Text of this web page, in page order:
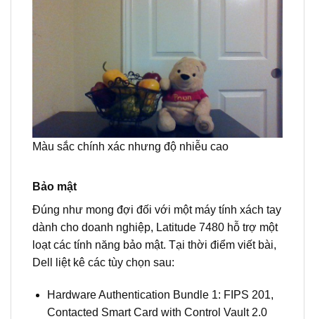
Màu sắc chính xác nhưng độ nhiễu cao
Bảo mật
Đúng như mong đợi đối với một máy tính xách tay
dành cho doanh nghiệp, Latitude 7480 hỗ trợ một
loạt các tính năng bảo mật. Tại thời điểm viết bài,
Dell liệt kê các tùy chọn sau:
Hardware Authentication Bundle 1: FIPS 201,
Contacted Smart Card with Control Vault 2.0